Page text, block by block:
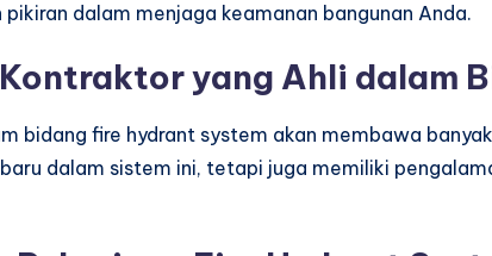
dalam menjaga keamanan bangunan Anda.
yang Ahli dalam
bidang fire hydrant system akan membawa
dalam sistem ini, tetapi juga memiliki